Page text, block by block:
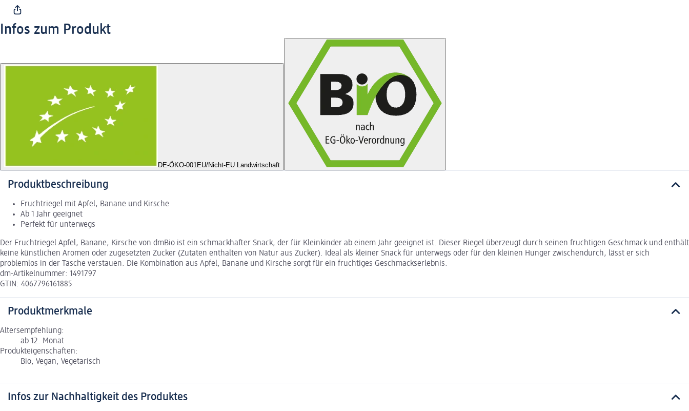
Infos zum Produkt
DE-ÖKO-001 EU/Nicht-EU Landwirtschaft
Produktbeschreibung
Fruchtriegel mit Apfel, Banane und Kirsche
Ab 1 Jahr geeignet
Perfekt für unterwegs
Der Fruchtriegel Apfel, Banane, Kirsche von dmBio ist ein schmackhafter Snack, der für Kleinkinder ab einem Jahr geeignet ist. Dieser Riegel überzeugt durch seinen fruchtigen Geschmack und enthält
keine künstlichen Aromen oder zugesetzten Zucker (Zutaten enthalten von Natur aus Zucker). Ideal als kleiner Snack für unterwegs oder für den kleinen Hunger zwischendurch, lässt er sich
problemlos in der Tasche verstauen. Die Kombination aus Apfel, Banane und Kirsche sorgt für ein fruchtiges Geschmackserlebnis.
dm-Artikelnummer: 1491797
GTIN: 4067796161885
Produktmerkmale
Altersempfehlung:
ab 12. Monat
Produkteigenschaften:
Bio, Vegan, Vegetarisch
Infos zur Nachhaltigkeit des Produktes